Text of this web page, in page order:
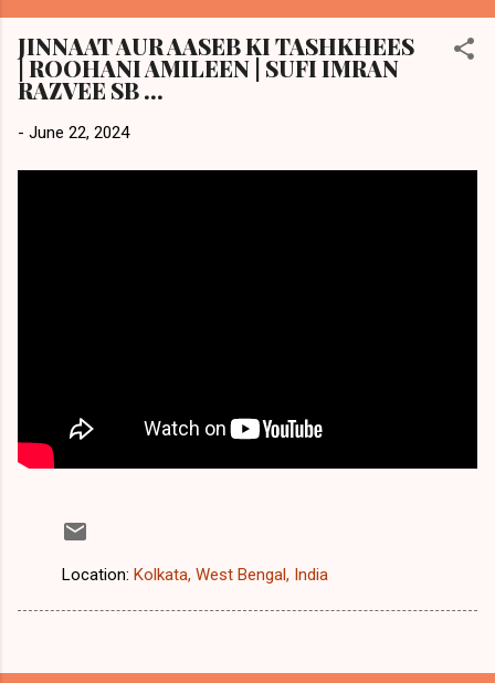
JINNAAT AUR AASEB KI TASHKHEES
| ROOHANI AMILEEN | SUFI IMRAN
RAZVEE SB ...
- June 22, 2024
Location: Kolkata, West Bengal, India